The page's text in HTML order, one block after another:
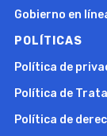
Gobierno en
POLÍTICAS
Política de
Política de
Política de